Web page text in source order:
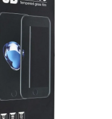
MIKROFÓNY